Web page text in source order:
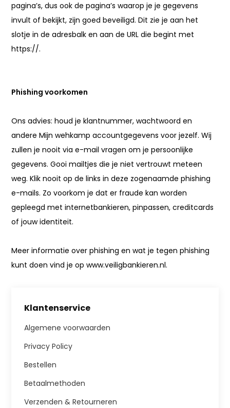
Klantenservice
Algemene voorwaarden
Privacy Policy
Bestellen
Betaalmethoden
Verzenden & Retourneren
pagina’s, dus ook de pagina’s waarop je je gegevens
invult of bekijkt, zijn goed beveiligd. Dit zie je aan het
slotje in de adresbalk en aan de URL die begint met
https://.
Phishing voorkomen
Ons advies: houd je klantnummer, wachtwoord en
andere Mijn wehkamp accountgegevens voor jezelf. Wij
zullen je nooit via e-mail vragen om je persoonlijke
gegevens. Gooi mailtjes die je niet vertrouwt meteen
weg. Klik nooit op de links in deze zogenaamde phishing
e-mails. Zo voorkom je dat er fraude kan worden
gepleegd met internetbankieren, pinpassen, creditcards
of jouw identiteit.
Meer informatie over phishing en wat je tegen phishing
kunt doen vind je op www.veiligbankieren.nl.